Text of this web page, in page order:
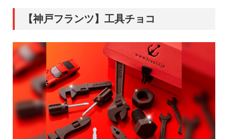
【神戸フランツ】工具チョコ